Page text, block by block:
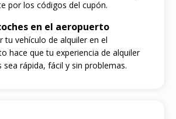
por los códigos del cupón.
en el aeropuerto
tu vehículo de alquiler en el
hace que tu experiencia de alquiler
rápida, fácil y sin problemas.